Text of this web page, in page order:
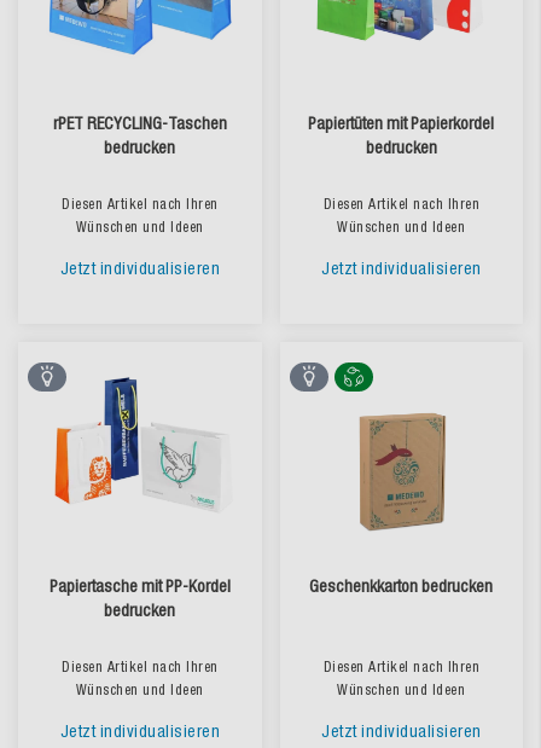
rPET RECYCLING-Taschen
bedrucken
Diesen Artikel nach Ihren
Wünschen und Ideen
Jetzt individualisieren
Papiertüten mit Papierkordel
bedrucken
Diesen Artikel nach Ihren
Wünschen und Ideen
Jetzt individualisieren
Papiertasche mit PP-Kordel
bedrucken
Diesen Artikel nach Ihren
Wünschen und Ideen
Jetzt individualisieren
Geschenkkarton bedrucken
Diesen Artikel nach Ihren
Wünschen und Ideen
Jetzt individualisieren